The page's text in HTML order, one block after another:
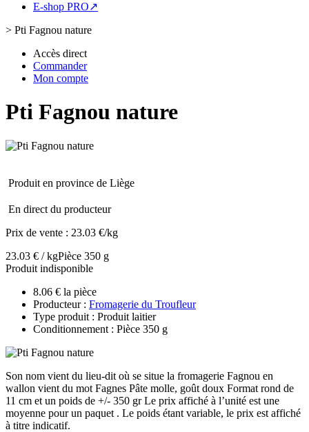
E-shop PRO↗
> Pti Fagnou nature
Accès direct
Commander
Mon compte
Pti Fagnou nature
Produit en province de Liège
En direct du producteur
Prix de vente : 23.03 €/kg
23.03 € / kgPièce 350 g
Produit indisponible
8.06 € la pièce
Producteur : Fromagerie du Troufleur
Type produit : Produit laitier
Conditionnement : Pièce 350 g
Son nom vient du lieu-dit où se situe la fromagerie Fagnou en
wallon vient du mot Fagnes Pâte molle, goût doux Format rond de
11 cm et un poids de +/- 350 gr Le prix affiché à l’unité est une
moyenne pour un paquet . Le poids étant variable, le prix est affiché
à titre indicatif.